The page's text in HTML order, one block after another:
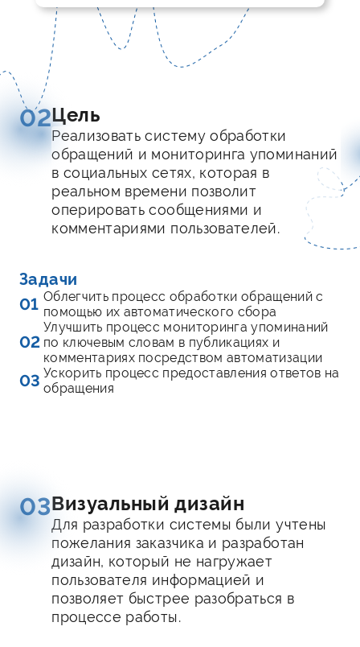
02Цель
Реализовать систему обработки
обращений и мониторинга упоминаний
в социальных сетях, которая в
реальном времени позволит
оперировать сообщениями и
комментариями пользователей.
Задачи
01 Облегчить процесс обработки обращений с
помощью их автоматического сбора
02
Улучшить процесс мониторинга упоминаний
по ключевым словам в публикациях и
комментариях посредством автоматизации
03 Ускорить процесс предоставления ответов на
обращения
03Визуальный дизайн
Для разработки системы были учтены
пожелания заказчика и разработан
дизайн, который не нагружает
пользователя информацией и
позволяет быстрее разобраться в
процессе работы.